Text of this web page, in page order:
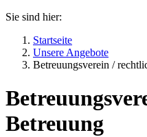
Sie sind hier:
Startseite
Unsere Angebote
Betreuungsverein /
Betreuung